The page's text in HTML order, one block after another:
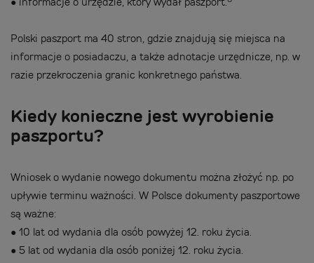
Polski paszport ma 40 stron, gdzie znajdują się miejsca na
informacje o posiadaczu, a także adnotacje urzędnicze, np. w
razie przekroczenia granic konkretnego państwa.
Kiedy konieczne jest wyrobienie
paszportu?
Wniosek o wydanie nowego dokumentu można złożyć np. po
upływie terminu ważności. W Polsce dokumenty paszportowe
są ważne:
● 10 lat od wydania dla osób powyżej 12. roku życia.
● 5 lat od wydania dla osób poniżej 12. roku życia.